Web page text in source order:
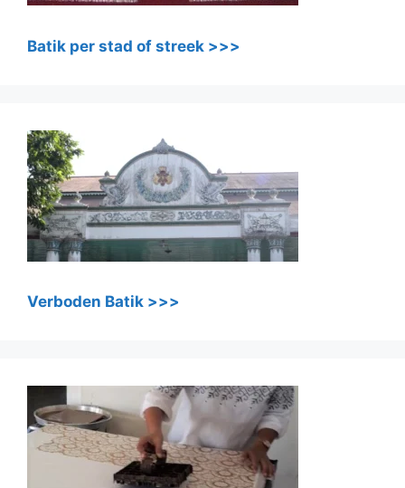
Batik per stad of streek >>>
Verboden Batik >>>